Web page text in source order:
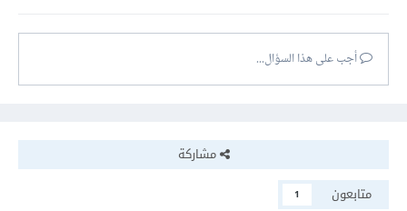
أجب على هذا السؤال...
مشاركة
متابعون
1